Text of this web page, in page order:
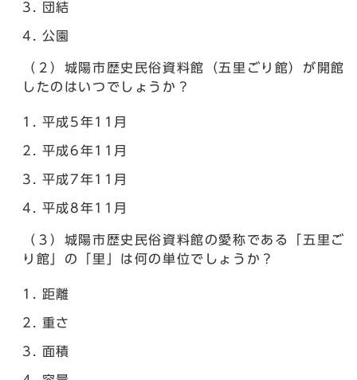
団結
公園
（２）城陽市歴史民俗資料館（五里ごり館）が開館
したのはいつでしょうか？
平成5年11月
平成6年11月
平成7年11月
平成8年11月
（３）城陽市歴史民俗資料館の愛称である「五里ご
り館」の「里」は何の単位でしょうか？
距離
重さ
面積